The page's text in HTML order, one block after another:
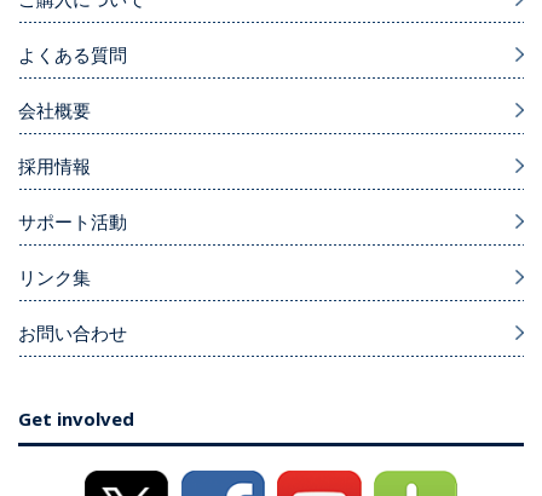
よくある質問
会社概要
採用情報
サポート活動
リンク集
お問い合わせ
Get involved